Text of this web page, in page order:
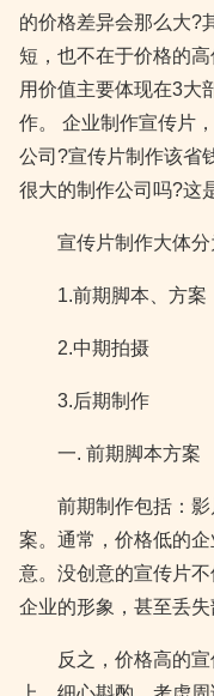
的价格差异会那么大?
短，也不在于价格的
用价值主要体现在3大
作。 企业制作宣传片
公司?宣传片制作该省
很大的制作公司吗?这
宣传片制作大体分
1.前期脚本、方案
2.中期拍摄
3.后期制作
一. 前期脚本方案
前期制作包括：影
案。通常，价格低的
意。没创意的宣传片
企业的形象，甚至丢失
反之，价格高的宣